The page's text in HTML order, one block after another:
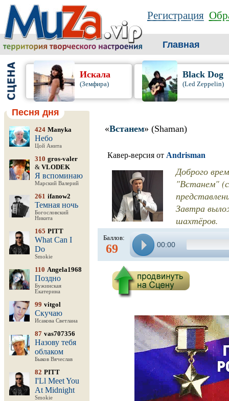
Регистрация
Главная
Искала
(Земфира)
Black Dog
(Led Zeppelin)
Песня дня
424 Manyka
Небо
Цой Анита
310 gros-valer
& VLODEK
Я вспоминаю
Марский Валерий
261 ifanow2
Темная ночь
Богословский
Никита
165 PITT
What Can I
Do
Smokie
110 Angela1968
Поздно
Бужинская
Екатерина
99 vitgol
Скучаю
Исакова Светлана
87 vas707356
Назову тебя
облаком
Быков Вячеслав
82 PITT
I'Ll Meet You
At Midnight
Smokie
«Встанем» (Shaman)
Кавер-версия от Andrisman
Доброго
"Встанем"
Завтра
шахтёров.
Баллов:
69 00:00